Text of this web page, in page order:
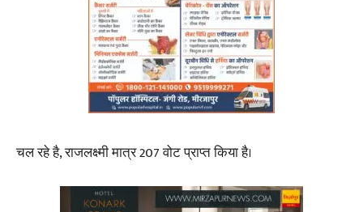
चल रहे है, राजलक्ष्मी मात्र 207 वोट प्राप्त किया है।